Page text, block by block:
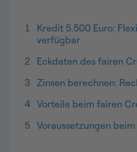
1
Kredit 5.500 Euro:
verfügbar
2
Eckdaten des fairen
3 Zinsen berechnen:
4 Vorteile beim fairen
5 Voraussetzungen